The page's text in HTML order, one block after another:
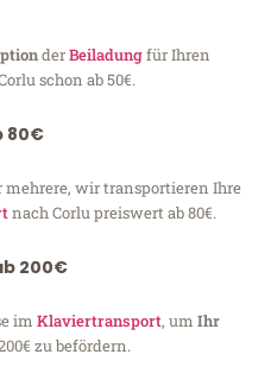
derBeiladungfür Ihren
schon ab 50€.
80€
mehrere, wir transportieren Ihre
nach Corlu preiswert ab 80€.
200€
im Klaviertransport, um Ihr
zu befördern.